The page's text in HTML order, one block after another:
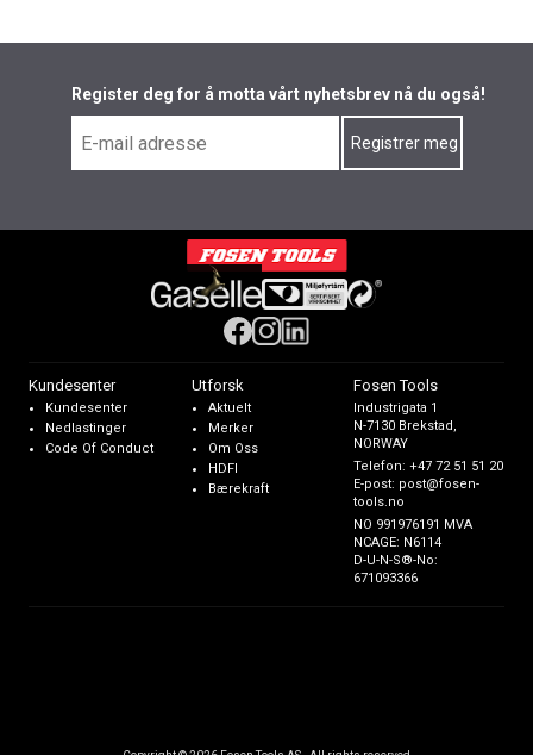
Register deg for å motta vårt nyhetsbrev nå du også!
Kundesenter
Kundesenter
Nedlastinger
Code Of Conduct
Utforsk
Aktuelt
Merker
Om Oss
HDFI
Bærekraft
Fosen Tools
Industrigata 1
N-7130 Brekstad,
NORWAY
Telefon:+47 72 51 51 20
E-post: post@fosen-
tools.no
NO 991976191 MVA
NCAGE: N6114
D-U-N-S®-No:
671093366